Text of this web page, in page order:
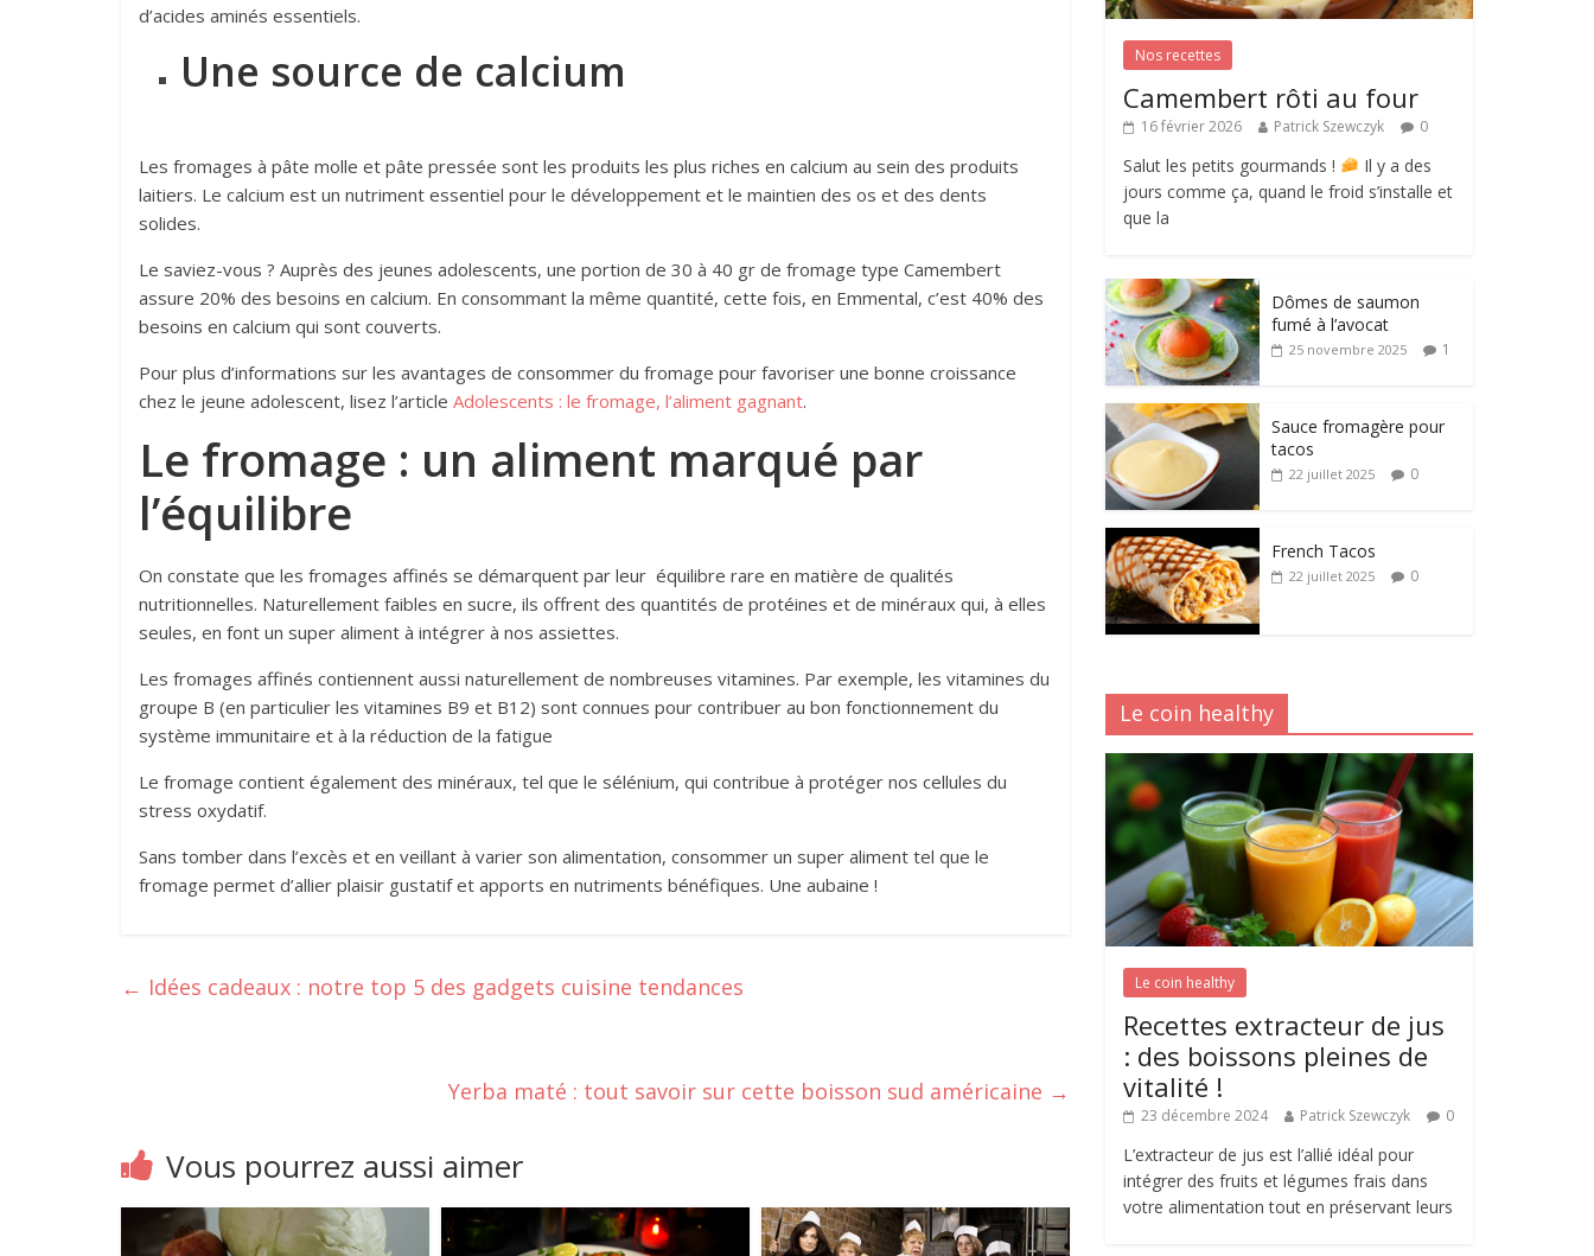
d’acides aminés essentiels.
Une source de calcium
Les fromages à pâte molle et pâte pressée sont les produits les plus riches en calcium au sein des produits
laitiers. Le calcium est un nutriment essentiel pour le développement et le maintien des os et des dents
solides.
Le saviez-vous ? Auprès des jeunes adolescents, une portion de 30 à 40 gr de fromage type Camembert
assure 20% des besoins en calcium. En consommant la même quantité, cette fois, en Emmental, c’est 40% des
besoins en calcium qui sont couverts.
Pour plus d’informations sur les avantages de consommer du fromage pour favoriser une bonne croissance
chez le jeune adolescent, lisez l’article Adolescents : le fromage, l’aliment gagnant.
Le fromage : un aliment marqué par
l’équilibre
On constate que les fromages affinés se démarquent par leur équilibre rare en matière de qualités
nutritionnelles. Naturellement faibles en sucre, ils offrent des quantités de protéines et de minéraux qui, à elles
seules, en font un super aliment à intégrer à nos assiettes.
Les fromages affinés contiennent aussi naturellement de nombreuses vitamines. Par exemple, les vitamines du
groupe B (en particulier les vitamines B9 et B12) sont connues pour contribuer au bon fonctionnement du
système immunitaire et à la réduction de la fatigue
Le fromage contient également des minéraux, tel que le sélénium, qui contribue à protéger nos cellules du
stress oxydatif.
Sans tomber dans l’excès et en veillant à varier son alimentation, consommer un super aliment tel que le
fromage permet d’allier plaisir gustatif et apports en nutriments bénéfiques. Une aubaine !
← Idées cadeaux : notre top 5 des gadgets cuisine tendances
Yerba maté : tout savoir sur cette boisson sud américaine →
Vous pourrez aussi aimer
Nos recettes
Camembert rôti au four
16 février 2026 Patrick Szewczyk 0
Salut les petits gourmands !
Il y a des
jours comme ça, quand le froid s’installe et
que la
Dômes de saumon
fumé à l’avocat
25 novembre 2025 1
Sauce fromagère pour
tacos
22 juillet 2025 0
French Tacos
22 juillet 2025 0
Le coin healthy
Le coin healthy
Recettes extracteur de jus
: des boissons pleines de
vitalité !
23 décembre 2024 Patrick Szewczyk 0
L’extracteur de jus est l’allié idéal pour
intégrer des fruits et légumes frais dans
votre alimentation tout en préservant leurs